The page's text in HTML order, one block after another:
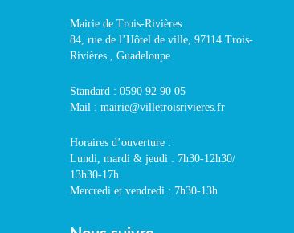
Mairie de Trois-Rivières
84, rue de l’Hôtel de ville, 97114 Trois-
Rivières , Guadeloupe
Standard : 0590 92 90 05
Mail : mairie@villetroisrivieres.fr
Horaires d’ouverture :
Lundi, mardi & jeudi : 7h30-12h30/
13h30-17h
Mercredi et vendredi : 7h30-13h